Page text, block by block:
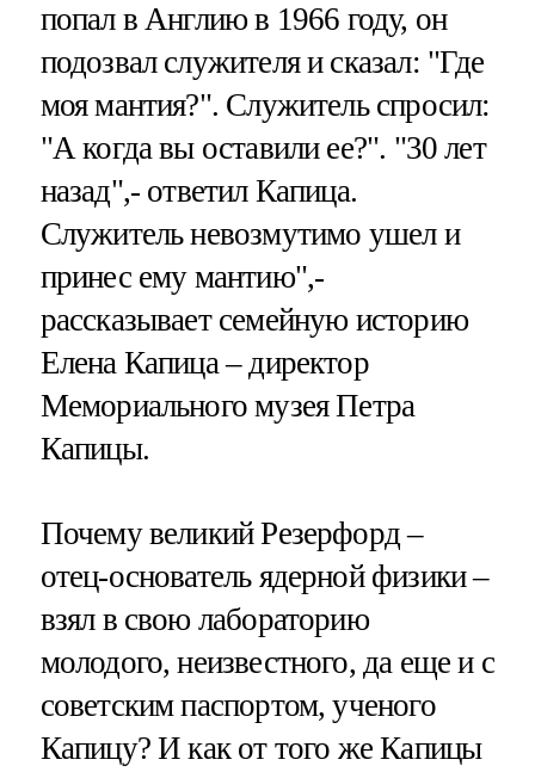
попал в Англию в 1966 году, он
подозвал служителя и сказал: "Где
моя мантия?". Служитель спросил:
"А когда вы оставили ее?". "30 лет
назад",- ответил Капица.
Служитель невозмутимо ушел и
принес ему мантию",-
рассказывает семейную историю
Елена Капица – директор
Мемориального музея Петра
Капицы.
Почему великий Резерфорд –
отец-основатель ядерной физики –
взял в свою лабораторию
молодого, неизвестного, да еще и с
советским паспортом, ученого
Капицу? И как от того же Капицы